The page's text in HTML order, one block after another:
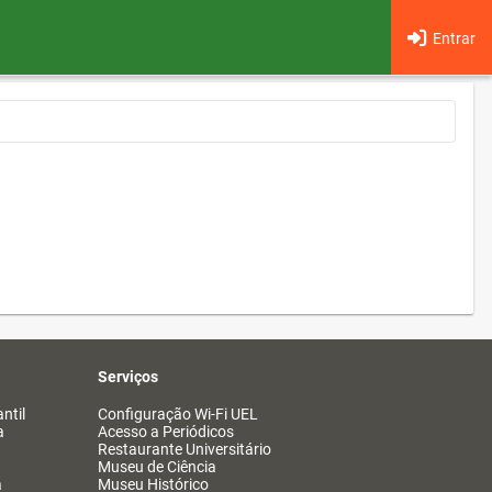
Entrar
Serviços
Configuração Wi-Fi UEL
Acesso a Periódicos
Restaurante Universitário
Museu de Ciência
Museu Histórico